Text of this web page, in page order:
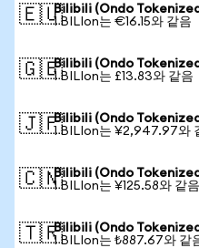
🇪🇺Bilibili (Ondo
1 BILIon는 €16.15와 같음
🇬🇧Bilibili (Ondo
1 BILIon는 £13.83와 같음
🇯🇵Bilibili (Ondo
1 BILIon는 ¥2,947.97와
🇨🇳Bilibili (Ondo
1 BILIon는 ¥125.58와 같음
🇹🇷Bilibili (Ondo
1 BILIon는 ₺887.67와 같